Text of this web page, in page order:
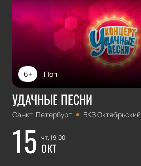
Поп
6+
УДАЧНЫЕ ПЕСНИ
Санкт-Петербург БКЗ Октябрьский
15 чт, 19:00
ОКТ